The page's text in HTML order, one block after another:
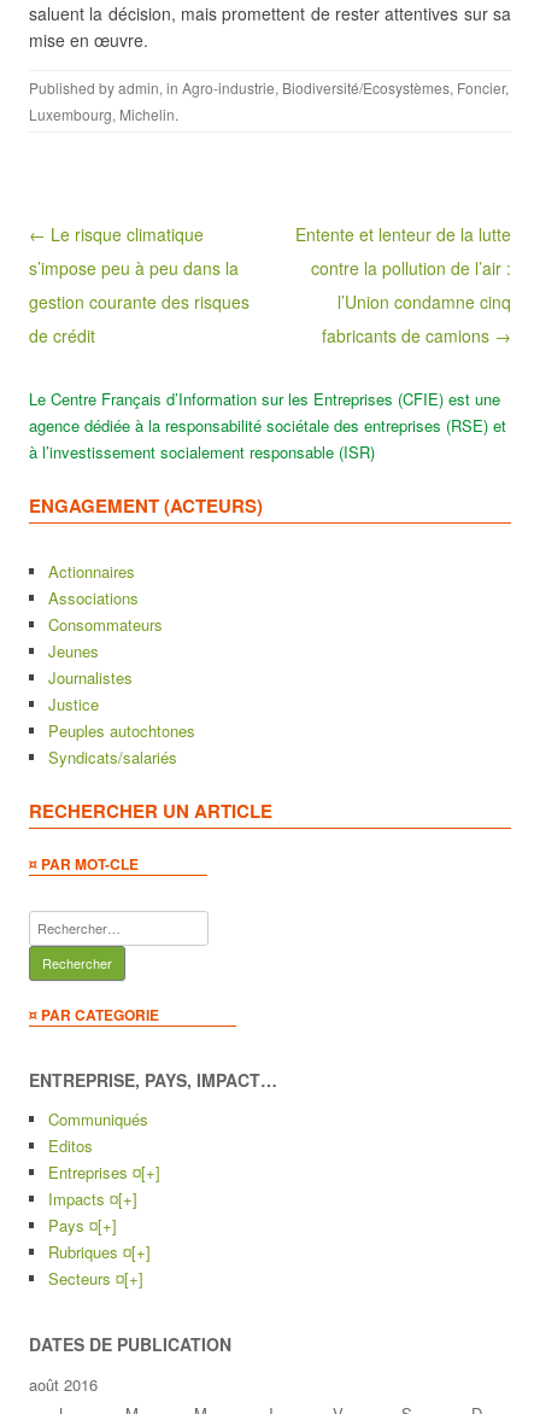
saluent la décision, mais promettent de rester attentives sur sa
mise en œuvre.
Published byadmin, in Agro-industrie, Biodiversité/Ecosystèmes, Foncier,
Luxembourg, Michelin.
Post navigation
← Le risque climatique
s’impose peu à peu dans la
gestion courante des risques
de crédit
Entente et lenteur de la lutte
contre la pollution de l’air :
l’Union condamne cinq
fabricants de camions →
Le Centre Français d’Information sur les Entreprises (CFIE) est une
agence dédiée à la responsabilité sociétale des entreprises (RSE) et
à l’investissement socialement responsable (ISR)
ENGAGEMENT (ACTEURS)
Actionnaires
Associations
Consommateurs
Jeunes
Journalistes
Justice
Peuples autochtones
Syndicats/salariés
RECHERCHER UN ARTICLE
¤ PAR MOT-CLE
Rechercher :
¤ PAR CATEGORIE
ENTREPRISE, PAYS, IMPACT…
Communiqués
Editos
Entreprises ¤[+]
Impacts ¤[+]
Pays ¤[+]
Rubriques ¤[+]
Secteurs ¤[+]
DATES DE PUBLICATION
août 2016